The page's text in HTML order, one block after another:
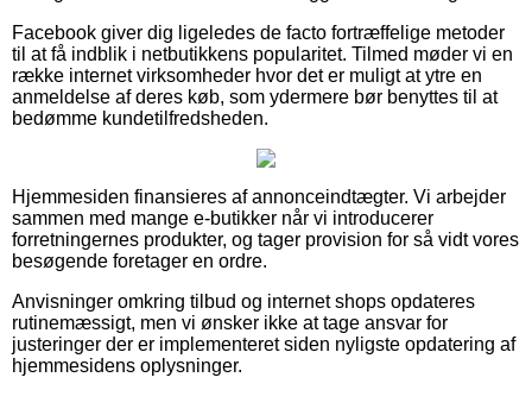
Facebook giver dig ligeledes de facto fortræffelige metoder
til at få indblik i netbutikkens popularitet. Tilmed møder vi en
række internet virksomheder hvor det er muligt at ytre en
anmeldelse af deres køb, som ydermere bør benyttes til at
bedømme kundetilfredsheden.
Hjemmesiden finansieres af annonceindtægter. Vi arbejder
sammen med mange e-butikker når vi introducerer
forretningernes produkter, og tager provision for så vidt vores
besøgende foretager en ordre.
Anvisninger omkring tilbud og internet shops opdateres
rutinemæssigt, men vi ønsker ikke at tage ansvar for
justeringer der er implementeret siden nyligste opdatering af
hjemmesidens oplysninger.